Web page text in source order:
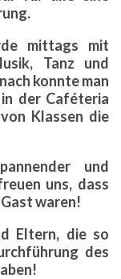
mittags mit
Tanz und
konnte man
der Caféteria
Klassen die
und
uns, dass
waren!
Eltern, die so
des